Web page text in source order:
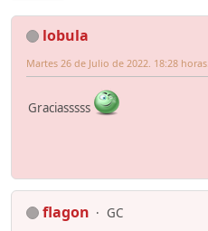
lobula
Martes 26 de Julio de 2022. 18:28 horas.
Graciasssss
flagon
GC